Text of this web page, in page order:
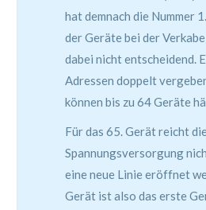
hat demnach die Nummer
der Geräte bei der
dabei nicht entscheidend.
Adressen doppelt
können bis zu 64 Geräte
Für das 65. Gerät reicht
Spannungsversorgung
eine neue Linie eröffnet
Gerät ist also das erste